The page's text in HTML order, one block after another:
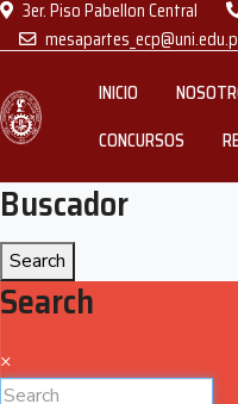
3er. Piso Pabellon Central
INICIO
CONCURSOS
Buscador
Search
Search
×